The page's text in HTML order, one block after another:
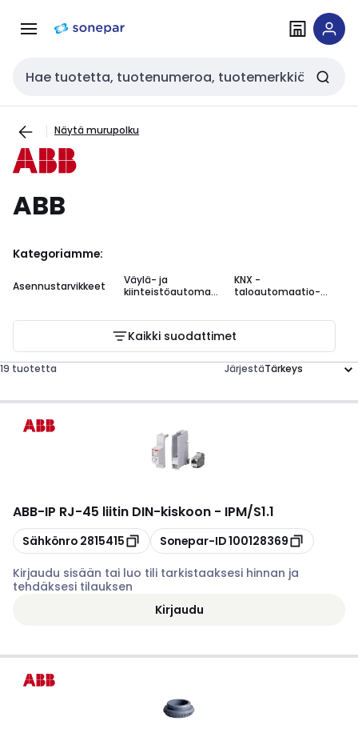
navigointiinsisältöön
Haku
Näytä murupolku
ABB
Kategoriamme:
Asennustarvikkeet
Väylä- ja
kiinteistöautomaa
KNX -
taloautomaatio-
Kaikki suodattimet
19 tuotetta Järjestä
ABB-IP RJ-45 liitin DIN-kiskoon - IPM/S1.1
Kopioi
Sähkönro 2815415 Kopioi
Sonepar-ID100128369
Kirjaudu sisään tai luo tili tarkistaaksesi hinnan ja
tehdäksesi tilauksen
Kirjaudu